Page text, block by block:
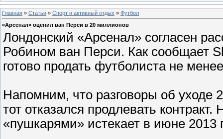
Главная » Статьи » Спорт и активный отдых » Футбол
«Арсенал» оценил ван Перси в 20 миллионов
Лондонский «Арсенал» согласен
Робином ван Перси. Как сообщает
готово продать футболиста не
Напомним, что разговоры об уходе
тот отказался продлевать
«пушкарями» истекает в июне 2013